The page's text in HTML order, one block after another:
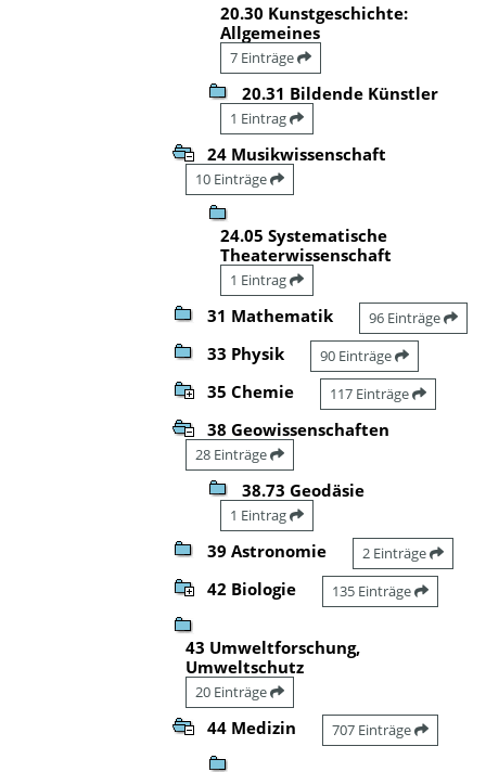
20.30 Kunstgeschichte:
Allgemeines
7 Einträge
20.31 Bildende Künstler
1 Eintrag
24 Musikwissenschaft
10 Einträge
24.05 Systematische
Theaterwissenschaft
1 Eintrag
31 Mathematik 96 Einträge
33 Physik 90 Einträge
35 Chemie 117 Einträge
38 Geowissenschaften
28 Einträge
38.73 Geodäsie
1 Eintrag
39 Astronomie 2 Einträge
42 Biologie 135 Einträge
43 Umweltforschung,
Umweltschutz
20 Einträge
44 Medizin 707 Einträge